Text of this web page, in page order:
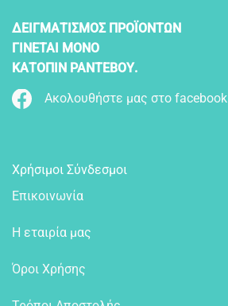
ΔΕΙΓΜΑΤΙΣΜΟΣ ΠΡΟΪΟΝΤΩΝ
ΓΙΝΕΤΑΙ ΜΟΝΟ
ΚΑΤΟΠΙΝ ΡΑΝΤΕΒΟΥ.
Ακολουθήστε μας στο facebook
Χρήσιμοι Σύνδεσμοι
Επικοινωνία
Η εταιρία μας
Όροι Χρήσης